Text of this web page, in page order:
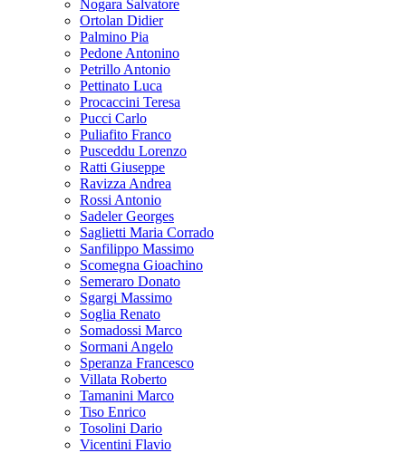
Nogara Salvatore
Ortolan Didier
Palmino Pia
Pedone Antonino
Petrillo Antonio
Pettinato Luca
Procaccini Teresa
Pucci Carlo
Puliafito Franco
Pusceddu Lorenzo
Ratti Giuseppe
Ravizza Andrea
Rossi Antonio
Sadeler Georges
Saglietti Maria Corrado
Sanfilippo Massimo
Scomegna Gioachino
Semeraro Donato
Sgargi Massimo
Soglia Renato
Somadossi Marco
Sormani Angelo
Speranza Francesco
Villata Roberto
Tamanini Marco
Tiso Enrico
Tosolini Dario
Vicentini Flavio